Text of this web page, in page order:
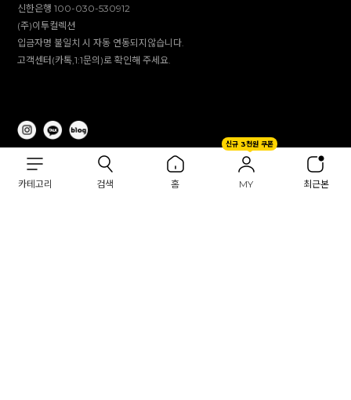
카테고리 검색 홈
신규 3천원 쿠폰
MY 최근본
신한은행 100-030-530912
(주)이투컬렉션
입금자명 불일치 시 자동 연동되지않습니다.
고객센터(카톡,1:1문의)로 확인해 주세요.
회사소개 개인정보처리방침